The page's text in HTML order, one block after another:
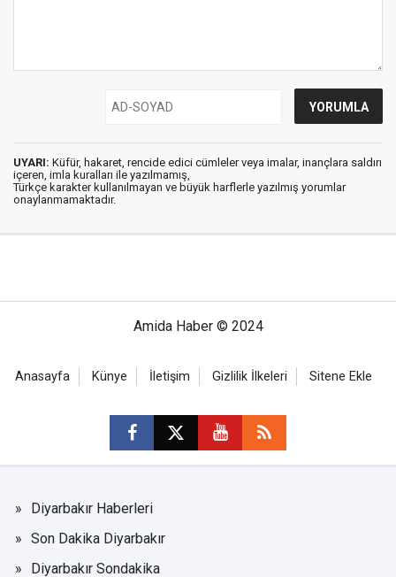
UYARI: Küfür, hakaret, rencide edici cümleler veya imalar, inançlara saldırı
içeren, imla kuralları ile yazılmamış,
Türkçe karakter kullanılmayan ve büyük harflerle yazılmış yorumlar
onaylanmamaktadır.
Amida Haber © 2024
Anasayfa Künye İletişim Gizlilik İlkeleri Sitene Ekle
Diyarbakır Haberleri
Son Dakika Diyarbakır
Diyarbakır Sondakika